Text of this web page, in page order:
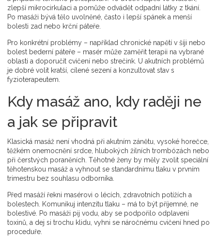
zlepší mikrocirkulaci a pomůže odvádět odpadní látky z tkání.
Po masáži bývá tělo uvolněné, často i lepší spánek a menší
bolesti zad nebo krční páteře.
Pro konkrétní problémy – například chronické napětí v šíji nebo
bolest bederní páteře – masér může zaměřit terapii na vybrané
oblasti a doporučit cvičení nebo strečink. U akutních problémů
je dobré volit kratší, cílené sezení a konzultovat stav s
fyzioterapeutem.
Kdy masáž ano, kdy raději ne
a jak se připravit
Klasická masáž není vhodná při akutním zánětu, vysoké horečce,
těžkém onemocnění srdce, hlubokých žilních trombózách nebo
při čerstvých poraněních. Těhotné ženy by měly zvolit speciální
těhotenskou masáž a vyhnout se standardnímu tlaku v prvním
trimestru bez souhlasu odborníka.
Před masáží řekni masérovi o lécích, zdravotních potížích a
bolestech. Komunikuj intenzitu tlaku – má to být příjemné, ne
bolestivé. Po masáži pij vodu, aby se podpořilo odplavení
toxinů, a dej si trochu klidu, vyhni se náročnému cvičení hned po
proceduře.